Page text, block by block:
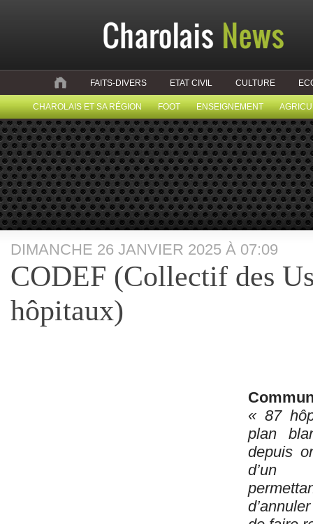
FAITS-DIVERS ETAT CIVIL CULTURE
CHAROLAIS ET SA RÉGION FOOT ENSEIGNEMENT
DIMANCHE 26 JANVIER 2025 À 07:09
CODEF (Collectif des
hôpitaux)
« 87
plan
depuis
d’un